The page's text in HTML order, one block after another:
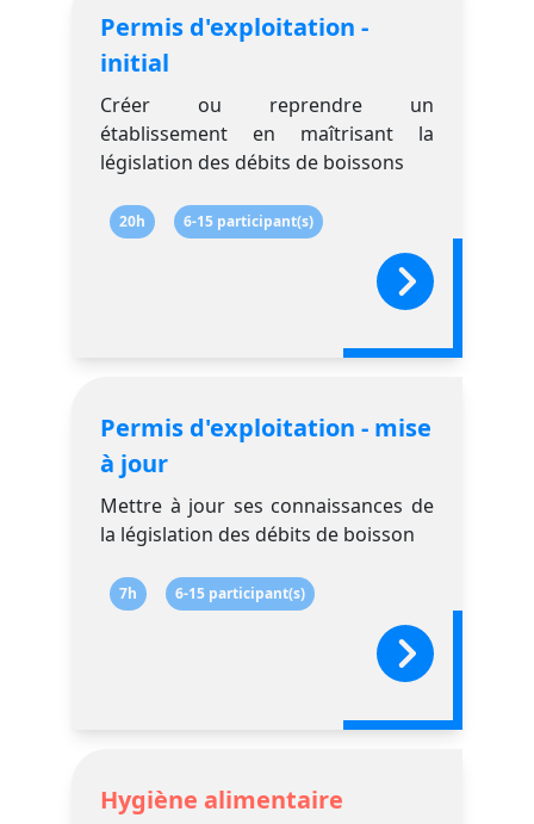
Permis d'exploitation -
initial
Créer ou reprendre un
établissement en maîtrisant la
législation des débits de boissons
20h 6-15 participant(s)
Permis d'exploitation - mise
à jour
Mettre à jour ses connaissances de
la législation des débits de boisson
7h 6-15 participant(s)
Hygiène alimentaire